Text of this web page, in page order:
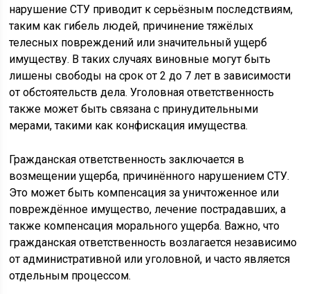
нарушение СТУ приводит к серьёзным последствиям,
таким как гибель людей, причинение тяжёлых
телесных повреждений или значительный ущерб
имуществу. В таких случаях виновные могут быть
лишены свободы на срок от 2 до 7 лет в зависимости
от обстоятельств дела. Уголовная ответственность
также может быть связана с принудительными
мерами, такими как конфискация имущества.
Гражданская ответственность заключается в
возмещении ущерба, причинённого нарушением СТУ.
Это может быть компенсация за уничтоженное или
повреждённое имущество, лечение пострадавших, а
также компенсация морального ущерба. Важно, что
гражданская ответственность возлагается независимо
от административной или уголовной, и часто является
отдельным процессом.